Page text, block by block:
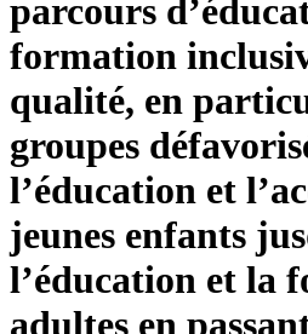
parcours
formation
qualité, en
groupes
l’éducation et
jeunes enfants
l’éducation et la
adultes en